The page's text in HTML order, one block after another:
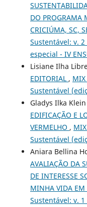
DO PROGRAMA
CRICIÚMA, SC,
Sustentável: v.
especial - IV
Lisiane Ilha
EDITORIAL ,
Sustentável
Gladys Ilka
EDIFICAÇÃO E
VERMELHO ,
Sustentável
Aniara Bellina
AVALIAÇÃO DA
DE INTERESSE
MINHA VIDA EM
Sustentável: v.